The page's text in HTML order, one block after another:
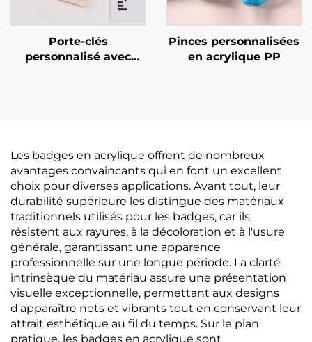
Porte-clés
personnalisé avec
Pinces personnalisées
en acrylique PP
Les badges en acrylique offrent de nombreux
avantages convaincants qui en font un excellent
choix pour diverses applications. Avant tout, leur
durabilité supérieure les distingue des matériaux
traditionnels utilisés pour les badges, car ils
résistent aux rayures, à la décoloration et à l'usure
générale, garantissant une apparence
professionnelle sur une longue période. La clarté
intrinsèque du matériau assure une présentation
visuelle exceptionnelle, permettant aux designs
d'apparaître nets et vibrants tout en conservant leur
attrait esthétique au fil du temps. Sur le plan
pratique, les badges en acrylique sont